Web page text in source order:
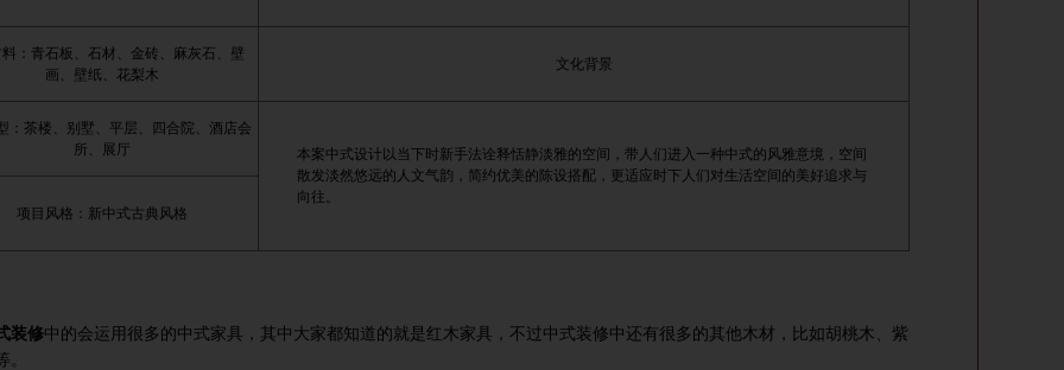
：青石板、石材、金砖、麻灰石、壁
画、壁纸、花梨木
文化背景
：茶楼、别墅、平层、四合院、酒店会
所、展厅
项目风格：新中式古典风格
本案中式设计以当下时新手法诠释恬静淡雅的空间，带人们进入一种中式的风雅意境，空间
散发淡然悠远的人文气韵，简约优美的陈设搭配，更适应时下人们对生活空间的美好追求与
向往。
装修中的会运用很多的中式家具，其中大家都知道的就是红木家具，不过中式装修中还有很多的其他木材，比如胡桃木、紫
。